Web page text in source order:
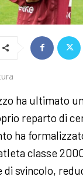
ha ultimato
reparto di
ha
classe
di svincolo,